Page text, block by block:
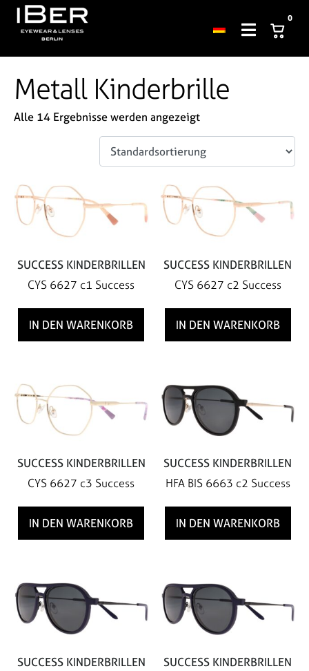
0
Metall Kinderbrille
Alle 14 Ergebnisse werden angezeigt
SUCCESS KINDERBRILLEN
CYS 6627 c1 Success
IN DEN WARENKORB
SUCCESS KINDERBRILLEN
CYS 6627 c2 Success
IN DEN WARENKORB
SUCCESS KINDERBRILLEN
CYS 6627 c3 Success
IN DEN WARENKORB
SUCCESS KINDERBRILLEN
HFA BIS 6663 c2 Success
IN DEN WARENKORB
SUCCESS KINDERBRILLEN
SUCCESS KINDERBRILLEN